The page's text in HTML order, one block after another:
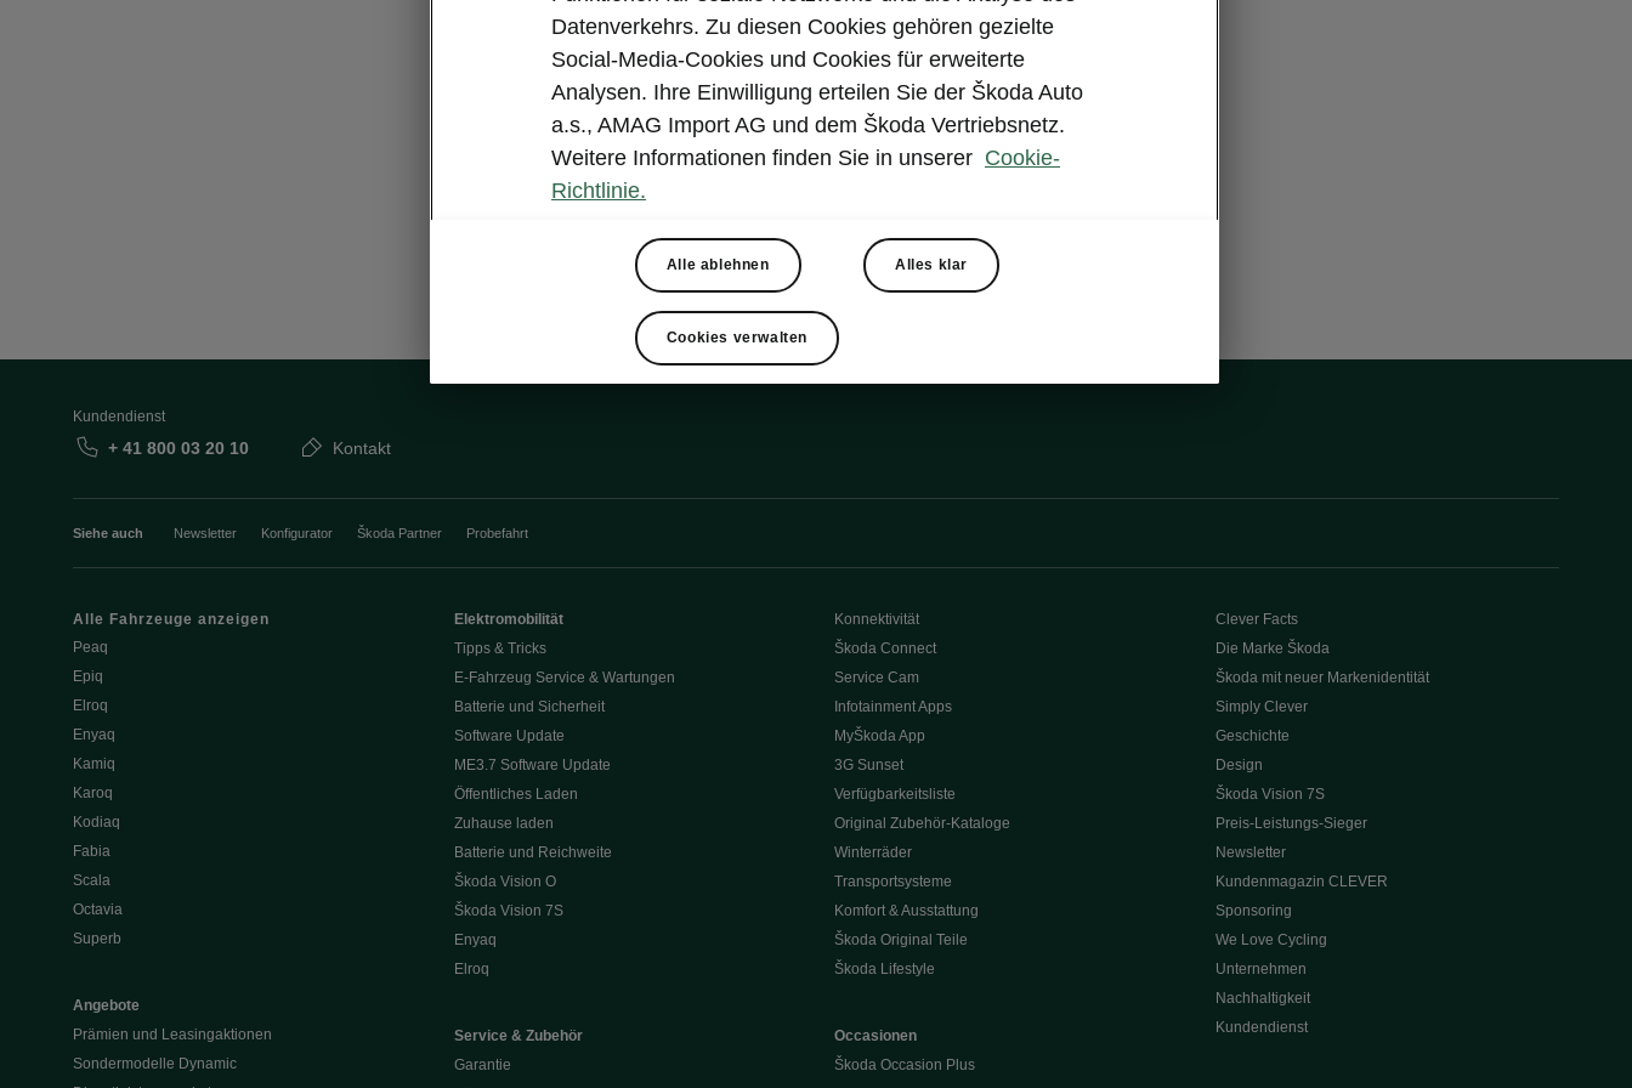
Kundendienst
+ 41 800 03 20 10 Kontakt
Siehe auch Newsletter Konfigurator Škoda Partner Probefahrt
Alle Fahrzeuge anzeigen
Peaq
Epiq
Elroq
Enyaq
Kamiq
Karoq
Kodiaq
Fabia
Scala
Octavia
Superb
Angebote
Prämien und Leasingaktionen
Sondermodelle Dynamic
Elektromobilität
Tipps & Tricks
E-Fahrzeug Service & Wartungen
Batterie und Sicherheit
Software Update
ME3.7 Software Update
Öffentliches Laden
Zuhause laden
Batterie und Reichweite
Škoda Vision O
Škoda Vision 7S
Enyaq
Elroq
Service & Zubehör
Garantie
Konnektivität
Škoda Connect
Service Cam
Infotainment Apps
MyŠkoda App
3G Sunset
Verfügbarkeitsliste
Original Zubehör-Kataloge
Winterräder
Transportsysteme
Komfort & Ausstattung
Škoda Original Teile
Škoda Lifestyle
Occasionen
Škoda Occasion Plus
Clever Facts
Die Marke Škoda
Škoda mit neuer Markenidentität
Simply Clever
Geschichte
Design
Škoda Vision 7S
Preis-Leistungs-Sieger
Newsletter
Kundenmagazin CLEVER
Sponsoring
We Love Cycling
Unternehmen
Nachhaltigkeit
Kundendienst
Datenverkehrs. Zu diesen Cookies gehören gezielte
Social-Media-Cookies und Cookies für erweiterte
Analysen. Ihre Einwilligung erteilen Sie der Škoda Auto
a.s., AMAG Import AG und dem Škoda Vertriebsnetz.
Weitere Informationen finden Sie in unserer Cookie-
Richtlinie.
Alle ablehnen Alles klar
Cookies verwalten